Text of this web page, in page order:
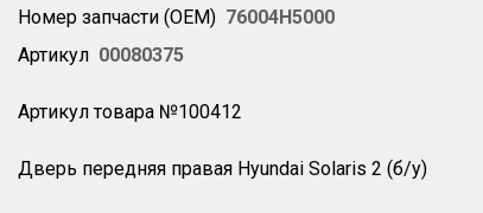
Номер запчасти (OEM) 76004H5000
Артикул 00080375
Артикул товара №100412
Дверь передняя правая Hyundai Solaris 2 (б/у)